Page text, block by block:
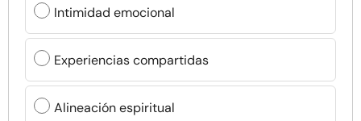
Intimidad emocional
Experiencias compartidas
Alineación espiritual